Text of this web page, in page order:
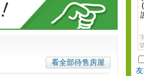
看全部待售房屋